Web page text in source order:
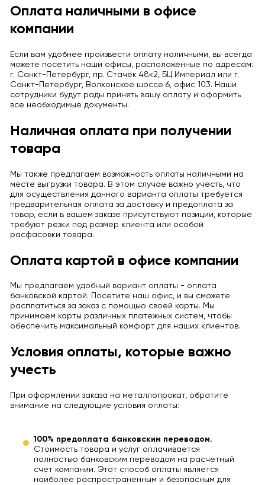
Оплата наличными в офисе
компании
Если вам удобнее произвести оплату наличными, вы всегда
можете посетить наши офисы, расположенные по адресам:
г. Санкт-Петербург, пр. Стачек 48к2, БЦ Империал или г.
Санкт-Петербург, Волхонское шоссе 6, офис 103. Наши
сотрудники будут рады принять вашу оплату и оформить
все необходимые документы.
Наличная оплата при получении
товара
Мы также предлагаем возможность оплаты наличными на
месте выгрузки товара. В этом случае важно учесть, что
для осуществления данного варианта оплаты требуется
предварительная оплата за доставку и предоплата за
товар, если в вашем заказе присутствуют позиции, которые
требуют резки под размер клиента или особой
расфасовки товара.
Оплата картой в офисе компании
Мы предлагаем удобный вариант оплаты - оплата
банковской картой. Посетите наш офис, и вы сможете
расплатиться за заказ с помощью своей карты. Мы
принимаем карты различных платежных систем, чтобы
обеспечить максимальный комфорт для наших клиентов.
Условия оплаты, которые важно
учесть
При оформлении заказа на металлопрокат, обратите
внимание на следующие условия оплаты:
100% предоплата банковским переводом.
Стоимость товара и услуг оплачивается
полностью банковским переводом на расчетный
счет компании. Этот способ оплаты является
наиболее распространенным и безопасным для